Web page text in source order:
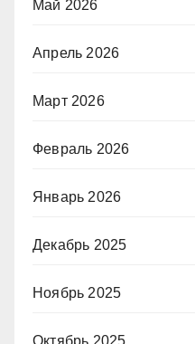
Май 2026
Апрель 2026
Март 2026
Февраль 2026
Январь 2026
Декабрь 2025
Ноябрь 2025